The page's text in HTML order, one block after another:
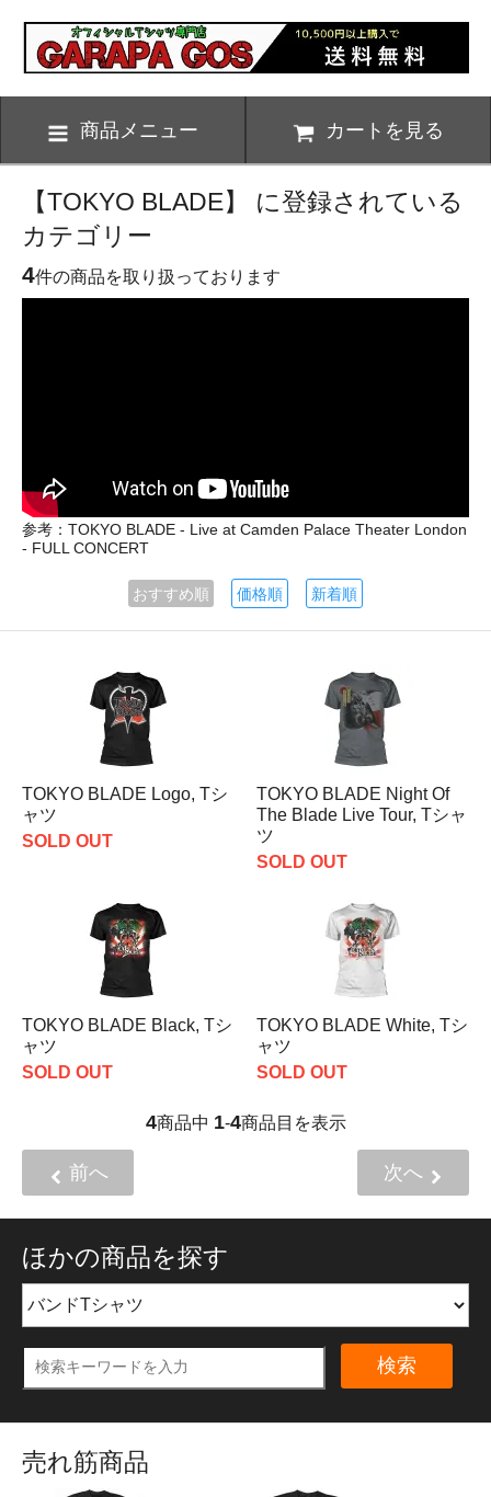
商品メニュー カートを見る
【TOKYO BLADE】 に登録されている
カテゴリー
4件の商品を取り扱っております
参考：TOKYO BLADE - Live at Camden Palace Theater London
- FULL CONCERT
おすすめ順 価格順 新着順
TOKYO BLADE Logo, Tシ
ャツ
SOLD OUT
TOKYO BLADE Night Of
The Blade Live Tour, Tシャ
ツ
SOLD OUT
TOKYO BLADE Black, Tシ
ャツ
SOLD OUT
TOKYO BLADE White, Tシ
ャツ
SOLD OUT
4商品中 1-4商品目を表示
前へ 次へ
ほかの商品を探す
検索
売れ筋商品